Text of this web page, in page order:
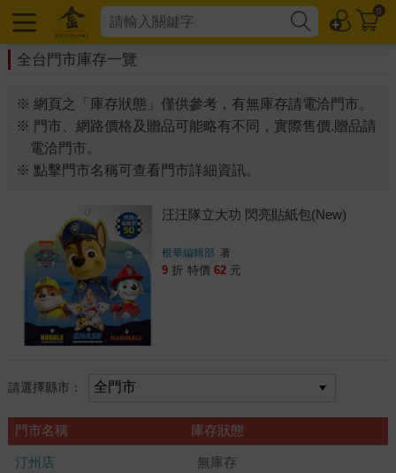
0
全台門市庫存一覽
※ 網頁之「庫存狀態」僅供參考，有無庫存請電洽門市。
※ 門市、網路價格及贈品可能略有不同，實際售價.贈品請
電洽門市。
※ 點擊門市名稱可查看門市詳細資訊。
汪汪隊立大功 閃亮貼紙包(New)
根華編輯部 著
9 折 特價 62 元
請選擇縣市：
門市名稱 庫存狀態
汀州店 無庫存